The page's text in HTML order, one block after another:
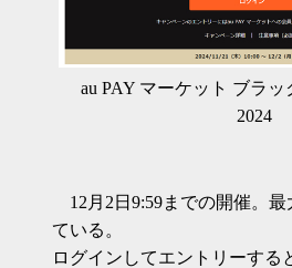
au PAY マーケット ブラ
2024
12月2日9:59までの開催。
ている。
ログインしてエントリーする